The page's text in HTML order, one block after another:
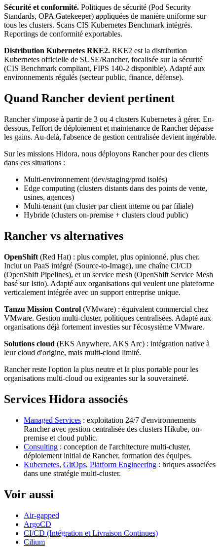
Sécurité et conformité. Politiques de sécurité (Pod Security
Standards, OPA Gatekeeper) appliquées de manière uniforme sur
tous les clusters. Scans CIS Kubernetes Benchmark intégrés.
Reportings de conformité exportables.
Distribution Kubernetes RKE2. RKE2 est la distribution
Kubernetes officielle de SUSE/Rancher, focalisée sur la sécurité
(CIS Benchmark compliant, FIPS 140-2 disponible). Adapté aux
environnements régulés (secteur public, finance, défense).
Quand Rancher devient pertinent
Rancher s'impose à partir de 3 ou 4 clusters Kubernetes à gérer. En-
dessous, l'effort de déploiement et maintenance de Rancher dépasse
les gains. Au-delà, l'absence de gestion centralisée devient ingérable.
Sur les missions Hidora, nous déployons Rancher pour des clients
dans ces situations :
Multi-environnement (dev/staging/prod isolés)
Edge computing (clusters distants dans des points de vente,
usines, agences)
Multi-tenant (un cluster par client interne ou par filiale)
Hybride (clusters on-premise + clusters cloud public)
Rancher vs alternatives
OpenShift (Red Hat) : plus complet, plus opinionné, plus cher.
Inclut un PaaS intégré (Source-to-Image), une chaîne CI/CD
(OpenShift Pipelines), et un service mesh (OpenShift Service Mesh
basé sur Istio). Adapté aux organisations qui veulent une plateforme
verticalement intégrée avec un support entreprise unique.
Tanzu Mission Control (VMware) : équivalent commercial chez
VMware. Gestion multi-cluster, politiques centralisées. Adapté aux
organisations déjà fortement investies sur l'écosystème VMware.
Solutions cloud (EKS Anywhere, AKS Arc) : intégration native à
leur cloud d'origine, mais multi-cloud limité.
Rancher reste l'option la plus neutre et la plus portable pour les
organisations multi-cloud ou exigeantes sur la souveraineté.
Services Hidora associés
Managed Services : exploitation 24/7 d'environnements
Rancher avec gestion centralisée des clusters Hikube, on-
premise et cloud public.
Consulting : conception de l'architecture multi-cluster,
déploiement initial de Rancher, formation des équipes.
Kubernetes, GitOps, Platform Engineering : briques associées
dans une stratégie multi-cluster.
Voir aussi
Air-gapped
ArgoCD
CI/CD (Intégration et Livraison Continues)
Cilium